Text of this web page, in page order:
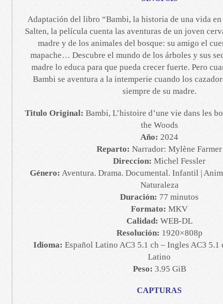
Adaptación del libro “Bambi, la historia de una vida
Salten, la película cuenta las aventuras de un joven
madre y de los animales del bosque: su amigo el
mapache… Descubre el mundo de los árboles y sus
madre lo educa para que pueda crecer fuerte. Pero
Bambi se aventura a la intemperie cuando los
siempre de su madre.
Titulo Original: Bambi, L’histoire d’une vie dans les
the Woods
Año: 2024
Reparto: Narrador: Mylène Farmer
Direccion: Michel Fessler
Género: Aventura. Drama. Documental. Infantil |
Naturaleza
Duración: 77 minutos
Formato: MKV
Calidad: WEB-DL
Resolución: 1920×808p
Idioma: Español Latino AC3 5.1 ch – Ingles AC3 5.1
Latino
Peso: 3.95 GiB
CAPTURAS